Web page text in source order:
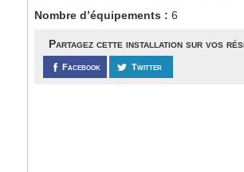
Nombre d’équipements :6
Partagez cette installation sur vos
Facebook Twitter